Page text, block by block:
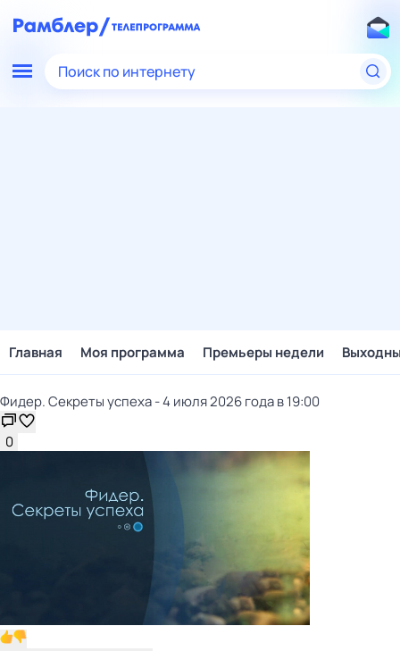
Поиск по интернету
Главная Моя программа Премьеры недели
Фидер. Секреты успеха - 4 июля 2026 года в 19:00
0